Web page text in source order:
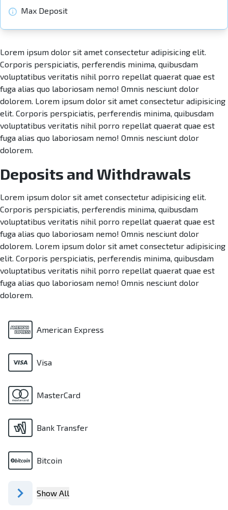
Max Deposit
Lorem ipsum dolor sit amet consectetur adipisicing elit.
Corporis perspiciatis, perferendis minima, quibusdam
voluptatibus veritatis nihil porro repellat quaerat quae est
fuga alias quo laboriosam nemo! Omnis nesciunt dolor
dolorem. Lorem ipsum dolor sit amet consectetur adipisicing
elit. Corporis perspiciatis, perferendis minima, quibusdam
voluptatibus veritatis nihil porro repellat quaerat quae est
fuga alias quo laboriosam nemo! Omnis nesciunt dolor
dolorem.
Deposits and Withdrawals
Lorem ipsum dolor sit amet consectetur adipisicing elit.
Corporis perspiciatis, perferendis minima, quibusdam
voluptatibus veritatis nihil porro repellat quaerat quae est
fuga alias quo laboriosam nemo! Omnis nesciunt dolor
dolorem. Lorem ipsum dolor sit amet consectetur adipisicing
elit. Corporis perspiciatis, perferendis minima, quibusdam
voluptatibus veritatis nihil porro repellat quaerat quae est
fuga alias quo laboriosam nemo! Omnis nesciunt dolor
dolorem.
American Express
Visa
MasterCard
Bank Transfer
Bitcoin
Show All